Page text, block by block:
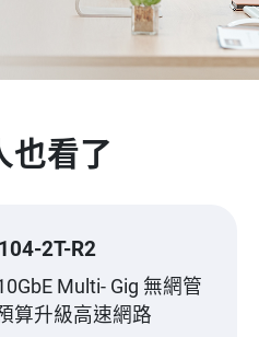
也看了
2T-R2
Multi- Gig 無網管
算升級高速網路